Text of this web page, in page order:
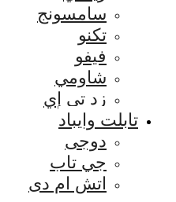
سامسونج
تكنو
فيفو
شاومي
زد تي إي
تابلت وايباد
دوجى
جي تاب
اتش ام دى